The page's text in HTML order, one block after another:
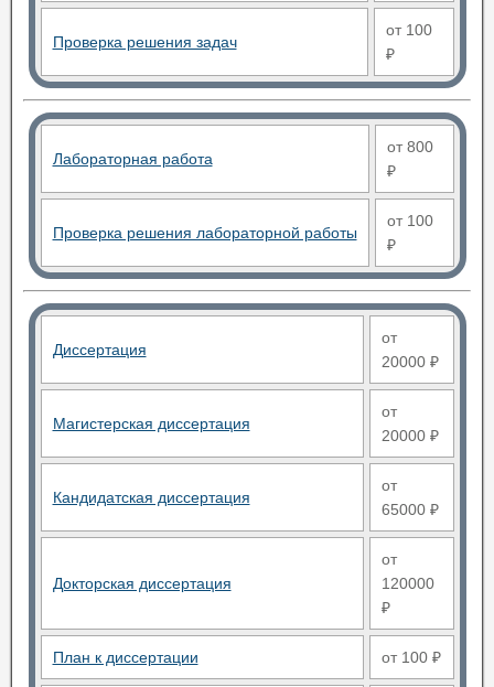
Проверка решения задач
от 100
₽
Лабораторная работа
от 800
₽
Проверка решения лабораторной работы
от 100
₽
Диссертация
от
20000 ₽
Магистерская диссертация
от
20000 ₽
Кандидатская диссертация
от
65000 ₽
Докторская диссертация
от
120000
₽
План к диссертации от 100 ₽